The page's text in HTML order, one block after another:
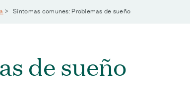
> Síntomas comunes: Problemas de sueño
de sueño